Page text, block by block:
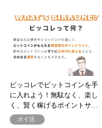
ビッコレでビットコインを手
に入れよう！無駄なく、楽し
く、賢く稼げるポイントサ…
ポイ活